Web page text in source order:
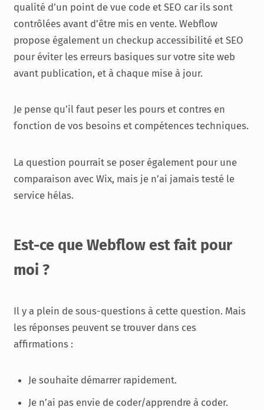
qualité d’un point de vue code et SEO car ils sont
contrôlées avant d’être mis en vente. Webflow
propose également un checkup accessibilité et SEO
pour éviter les erreurs basiques sur votre site web
avant publication, et à chaque mise à jour.
Je pense qu’il faut peser les pours et contres en
fonction de vos besoins et compétences techniques.
La question pourrait se poser également pour une
comparaison avec Wix, mais je n’ai jamais testé le
service hélas.
Est-ce que Webflow est fait pour
moi ?
Il y a plein de sous-questions à cette question. Mais
les réponses peuvent se trouver dans ces
affirmations :
Je souhaite démarrer rapidement.
Je n’ai pas envie de coder/apprendre à coder.